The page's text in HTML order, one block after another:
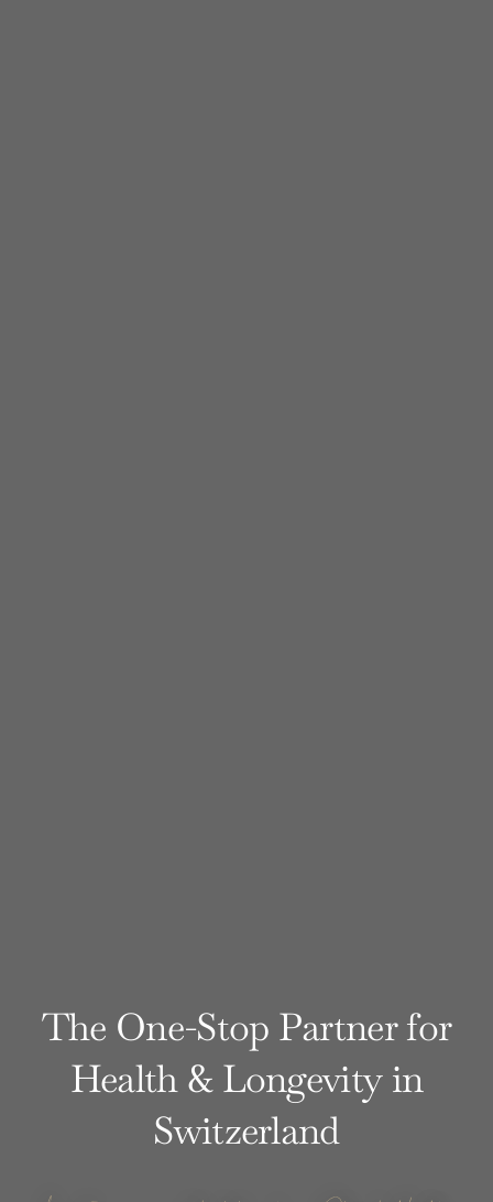
The One-Stop Partner for
Health & Longevity in
Switzerland